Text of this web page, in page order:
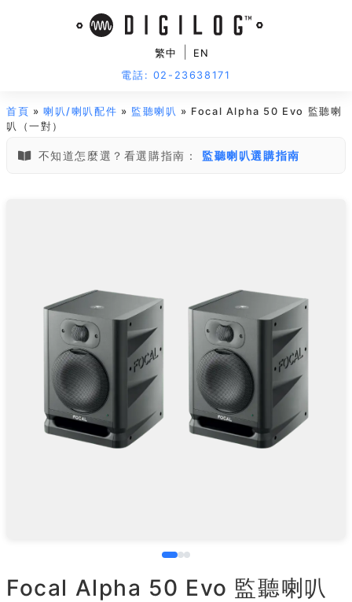
繁中
EN
電話: 02-23638171
首頁 »喇叭/喇叭配件 » 監聽喇叭 » Focal Alpha 50 Evo 監聽喇
叭（一對）
不知道怎麼選？看選購指南： 監聽喇叭選購指南
Focal Alpha 50 Evo 監聽喇叭